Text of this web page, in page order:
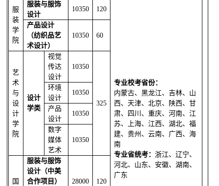
服
装
学
院
服装与服饰
设计
10350 120
专业校考省份：
内蒙古、黑龙江、吉林、山
西、天津、北京、陕西、甘
肃、四川、重庆、河南、江
苏、上海、江西、湖北、福
建、贵州、云南、广西、海
南
专业省统考：浙江、辽宁、
河北、山东、安徽、湖南、
广东
产品设计
（纺织品艺
术设计）
10350 60
艺
术
与
设
计
学
院
设计
学类
视觉
传达
设计
10350
325
环境
设计
10350
产品
设计
10350
数字
媒体
艺术
10350
国
服装与服饰
设计（中美
合作项目）
28000 120